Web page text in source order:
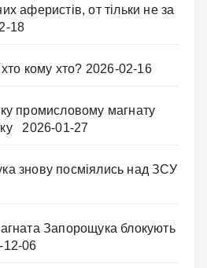
аферистів, от тільки не за
18
кому хто? 2026-02-16
промисловому магнату
2026-01-27
знову посміялись над ЗСУ
Запорощука блокують
12-06